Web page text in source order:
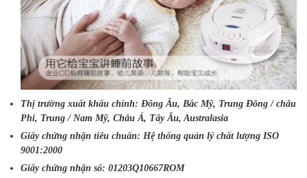
Thị trường xuất khẩu chính: Đông Âu, Bắc Mỹ, Trung Đông / châu
Phi, Trung / Nam Mỹ, Châu Á, Tây Âu, Australasia
Giấy chứng nhận tiêu chuẩn: Hệ thống quản lý chất lượng ISO
9001:2000
Giấy chứng nhận số: 01203Q10667ROM